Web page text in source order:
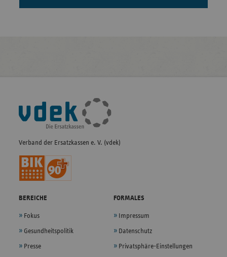
Fußleisten-
Navigation
Verband der Ersatzkassen e. V. (vdek)
BEREICHE
Fokus
Gesundheitspolitik
Presse
FORMALES
Impressum
Datenschutz
Privatsphäre-Einstellungen